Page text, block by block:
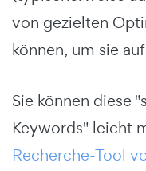
von gezielten
können, um sie
Sie können diese
Keywords" leicht
Recherche-Tool